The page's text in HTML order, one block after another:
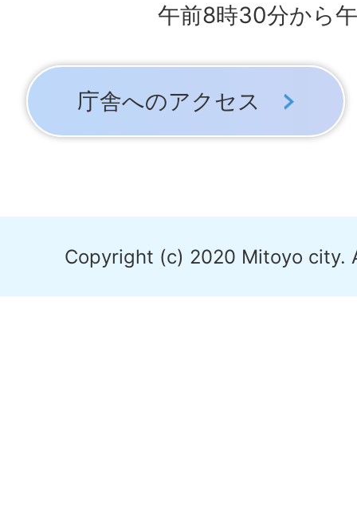
午前8時30分から
庁舎へのアクセス
Copyright (c) 2020 Mitoyo city.